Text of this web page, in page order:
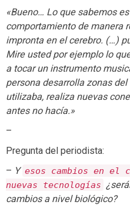
«Bueno… Lo que sabemos
comportamiento de manera
impronta en el cerebro. (…)
Mire usted por ejemplo lo
a tocar un instrumento
persona desarrolla zonas
utilizaba, realiza nuevas
antes no hacía.»
–
Pregunta del periodista:
– Y esos cambios en el
nuevas tecnologías
cambios a nivel biológico?